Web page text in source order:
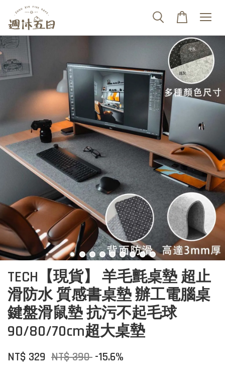
TECH【現貨】 羊毛氈桌墊 超止
滑防水 質感書桌墊 辦工電腦桌
鍵盤滑鼠墊 抗污不起毛球
90/80/70cm超大桌墊
NT$ 329 NT$ 390 -15.6%